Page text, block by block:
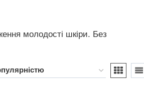
молодості шкіри. Без